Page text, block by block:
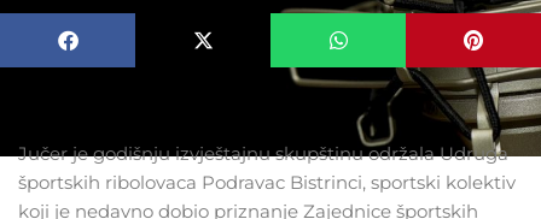
Jučer je godišnju izvještajnu skupštinu održala Udruga
športskih ribolovaca Podravac Bistrinci, sportski kolektiv
koji je nedavno dobio priznanje Zajednice športskih